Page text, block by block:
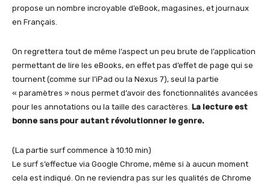
propose un nombre incroyable d’eBook, magasines, et journaux
en Français.
On regrettera tout de même l’aspect un peu brute de l’application
permettant de lire les eBooks, en effet pas d’effet de page qui se
tournent (comme sur l’iPad ou la Nexus 7), seul la partie
« paramètres » nous permet d’avoir des fonctionnalités avancées
pour les annotations ou la taille des caractères. La lecture est
bonne sans pour autant révolutionner le genre.
(La partie surf commence à 10.10 min)
Le surf s’effectue via Google Chrome, même si à aucun moment
cela est indiqué. On ne reviendra pas sur les qualités de Chrome